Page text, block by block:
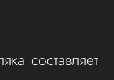
составляет